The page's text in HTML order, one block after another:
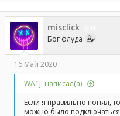
misclick
Бог флуда
16 Май 2020
WA1Jl написал(а):
Если я правильно понял,
можно было подключаться